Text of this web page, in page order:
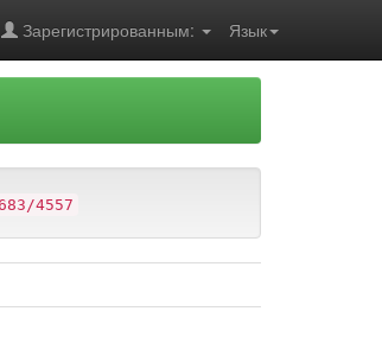
Язык
Зарегистрированным:
4557